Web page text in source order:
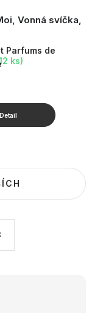
Vonná svíčka,
Parfums de
ks)